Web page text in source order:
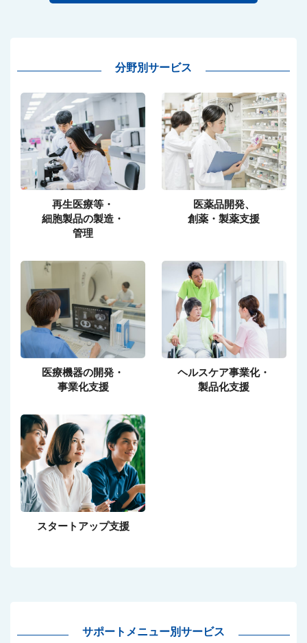
分野別サービス
再生医療等・
細胞製品の製造・
管理
医薬品開発、
創薬・製薬支援
医療機器の開発・
事業化支援
ヘルスケア事業化・
製品化支援
スタートアップ支援
サポートメニュー別サービス